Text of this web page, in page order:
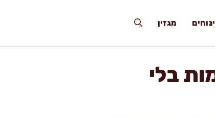
מגזין
בלי